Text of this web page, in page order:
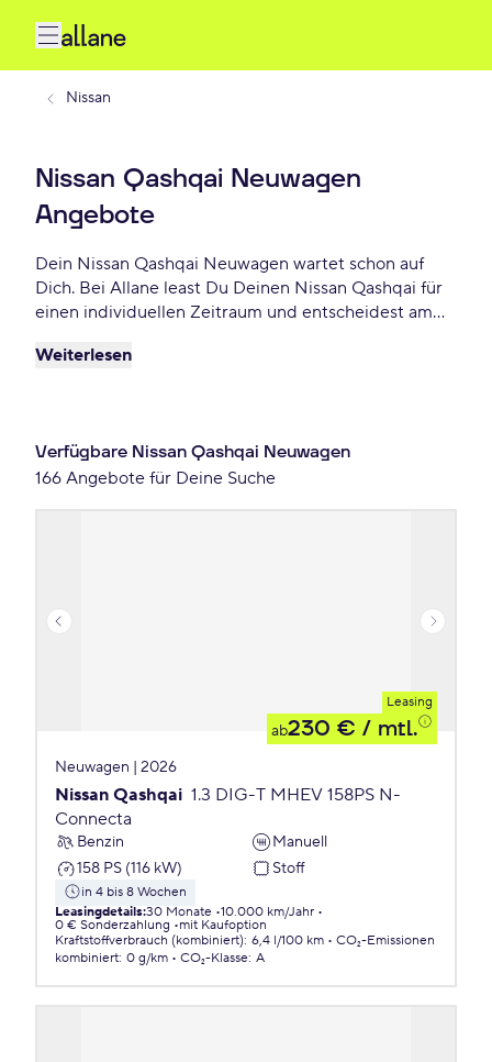
Nissan
Nissan Qashqai Neuwagen
Angebote
Dein Nissan Qashqai Neuwagen wartet schon auf
Dich. Bei Allane least Du Deinen Nissan Qashqai für
einen individuellen Zeitraum und entscheidest am
möchtest oder zurückgeben willst. Finde das
Weiterlesen
Verfügbare Nissan Qashqai Neuwagen
166 Angebote für Deine Suche
Leasing
ab230 € / mtl.
Neuwagen | 2026
Nissan Qashqai 1.3 DIG-T MHEV 158PS N-
Connecta
Benzin
Manuell
158 PS (116 kW)
Stoff
in 4 bis 8 Wochen
Leasingdetails:30 Monate 10.000 km/Jahr
0 € Sonderzahlung
mit Kaufoption
Kraftstoffverbrauch (kombiniert): 6,4 l/100 km
CO₂-Emissionen
kombiniert: 0 g/km CO₂-Klasse: A